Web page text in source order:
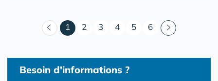
1 (courant)
2 3 4 5 6
Besoin d'informations ?